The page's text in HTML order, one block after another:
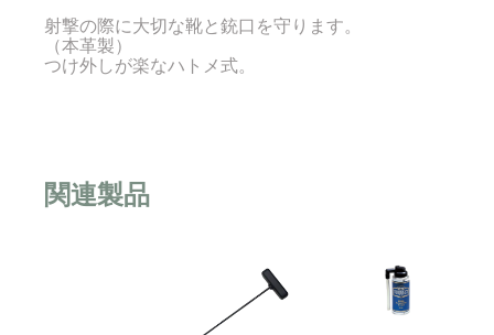
射撃の際に大切な靴と銃口を守ります。
（本革製）
つけ外しが楽なハトメ式。
関連製品